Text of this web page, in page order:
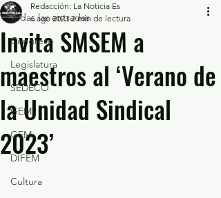
Todas las entradas
Congreso
Legislatura
SEDECO
GEM
GEM
DIFEM
Cultura
Invita SMSEM a
maestros al ‘Verano de
la Unidad Sindical
2023’
Redacción: La Noticia Es
6 ago 2023 2 min de lectura